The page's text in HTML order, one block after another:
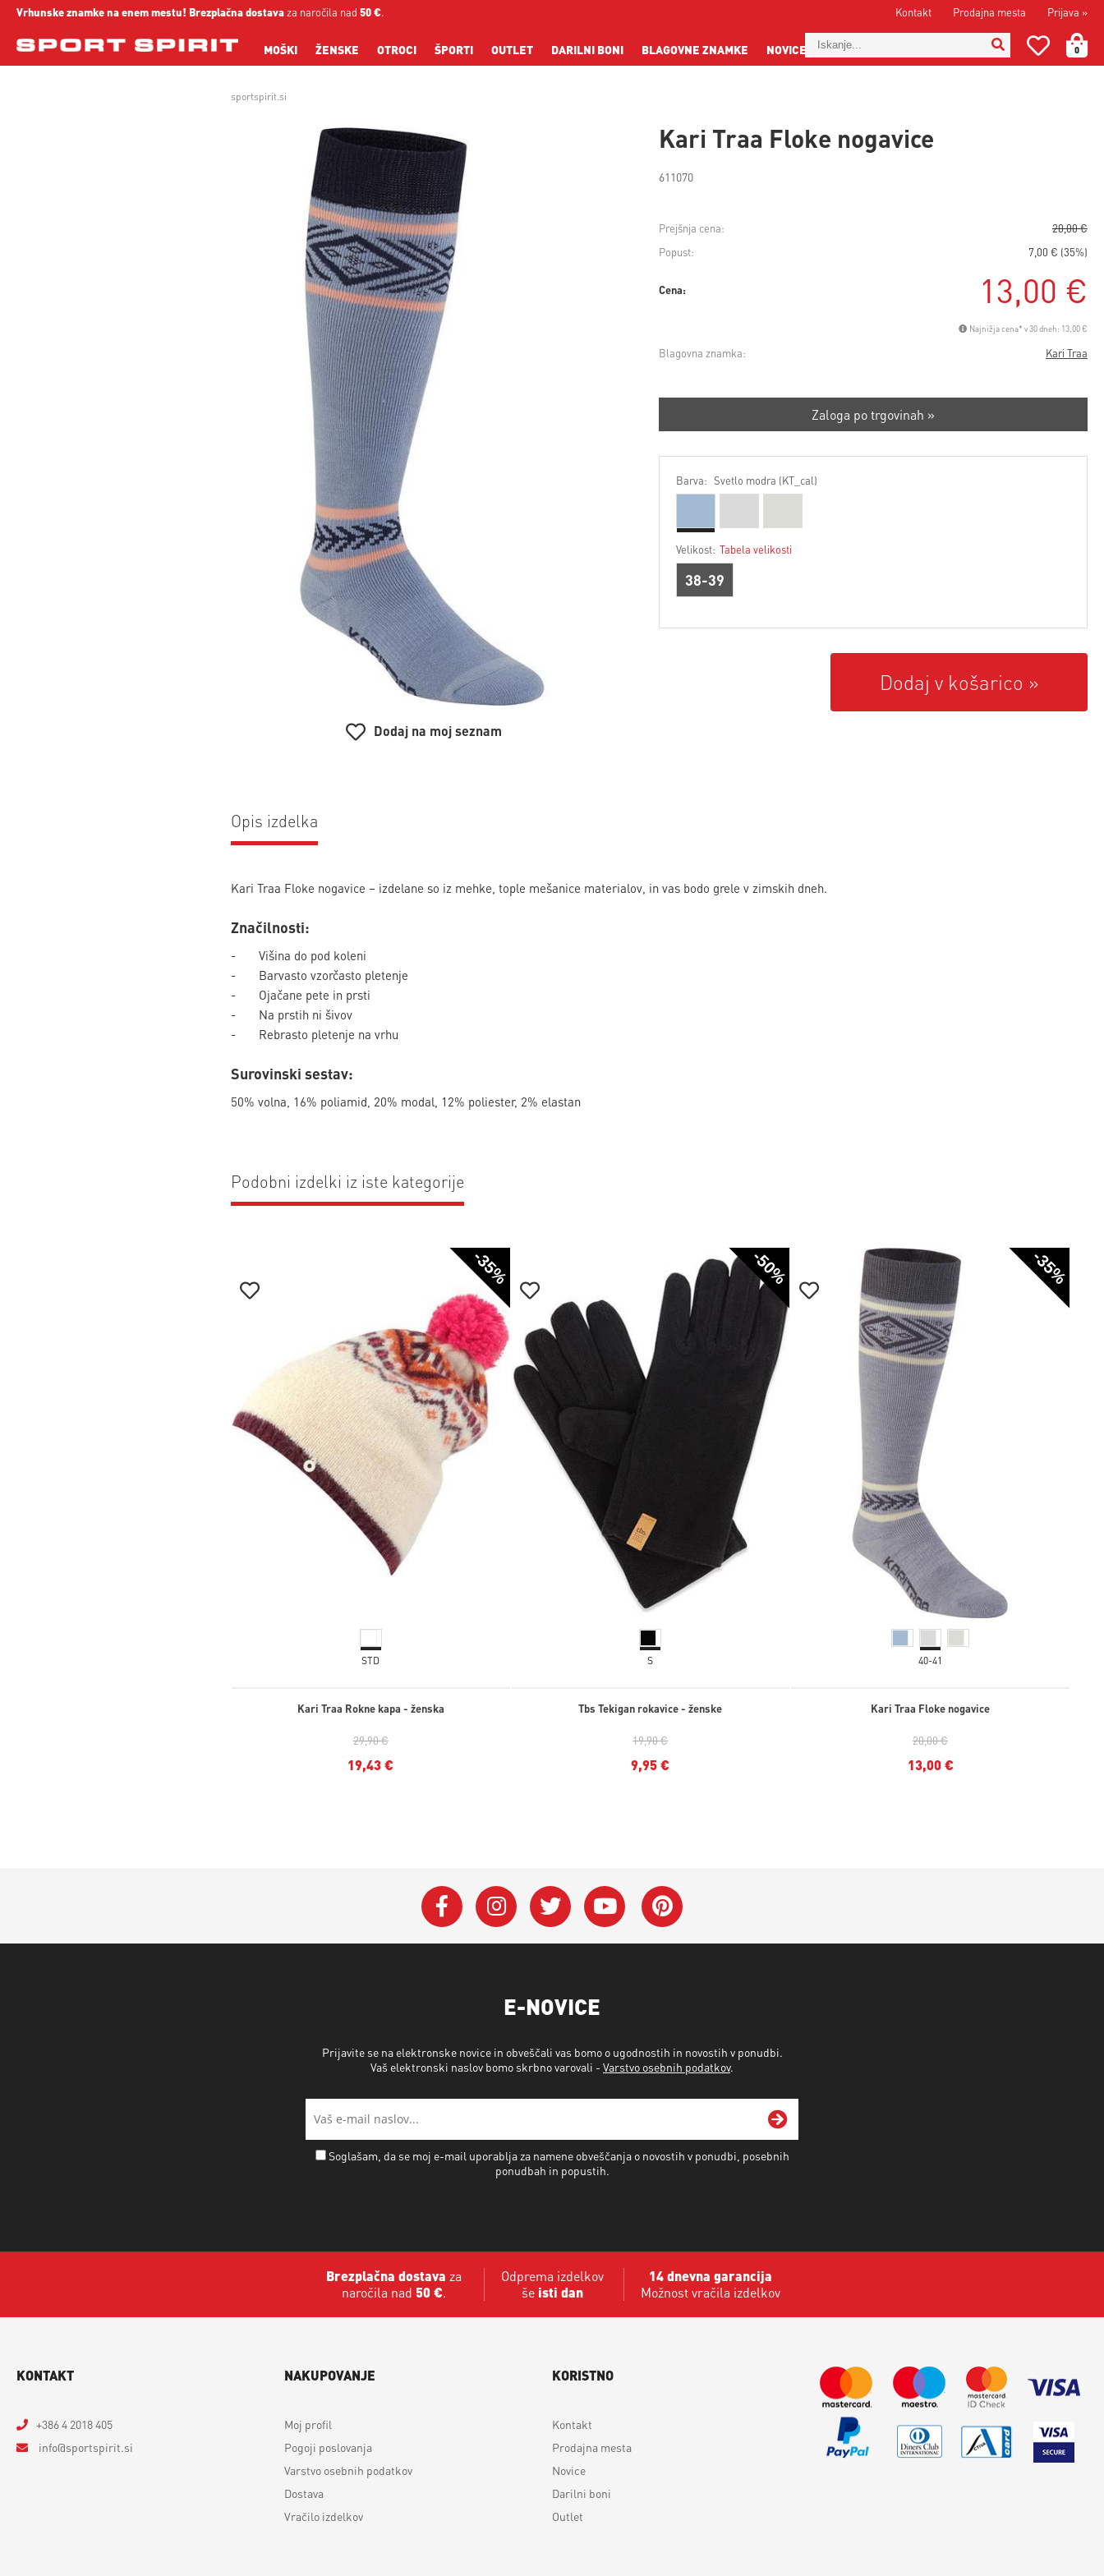
Prijava »
Kontakt Prodajna mesta
Vrhunske znamke na enem mestu! Brezplačna dostavaza naročila nad 50 €.
0
MOŠKI ŽENSKE OTROCI ŠPORTI OUTLET DARILNI BONI BLAGOVNE ZNAMKE NOVICE
sportspirit.si
Kari Traa Floke nogavice
611070
Dodaj na moj seznam
Prejšnja cena:
20,00 €
Popust:
7,00 € (35%)
Cena: 13,00 €
Najnižja cena* v 30 dneh: 13,00 €
Blagovna znamka: Kari Traa
Zaloga po trgovinah »
Barva: Svetlo modra (KT_cal)
Velikost: Tabela velikosti
38-39
Dodaj v košarico
Opis izdelka
Kari Traa Floke nogavice – izdelane so iz mehke, tople mešanice materialov, in vas bodo grele v zimskih dneh.
Značilnosti:
- Višina do pod koleni
- Barvasto vzorčasto pletenje
- Ojačane pete in prsti
- Na prstih ni šivov
- Rebrasto pletenje na vrhu
Surovinski sestav:
50% volna, 16% poliamid, 20% modal, 12% poliester, 2% elastan
Podobni izdelki iz iste kategorije
-35%
STD
Kari Traa Rokne kapa - ženska
29,90 €
19,43 €
-50%
S
Tbs Tekigan rokavice - ženske
19,90 €
9,95 €
-35%
40-41
Kari Traa Floke nogavice
20,00 €
13,00 €
E-NOVICE
Prijavite se na elektronske novice in obveščali vas bomo o ugodnostih in novostih v ponudbi.
Vaš elektronski naslov bomo skrbno varovali - Varstvo osebnih podatkov.
Soglašam, da se moj e-mail uporablja za namene obveščanja o novostih v ponudbi, posebnih
ponudbah in popustih.
Brezplačna dostava za
naročila nad 50 €.
Odprema izdelkov
še isti dan
14 dnevna garancija
Možnost vračila izdelkov
KONTAKT
+386 4 2018 405
info
sportspirit.si
NAKUPOVANJE
Moj profil
Pogoji poslovanja
Varstvo osebnih podatkov
Dostava
Vračilo izdelkov
KORISTNO
Kontakt
Prodajna mesta
Novice
Darilni boni
Outlet